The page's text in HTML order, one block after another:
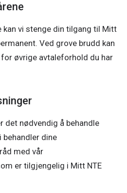
kan vi stenge din tilgang til Mitt
Ved grove brudd kan
øvrige avtaleforhold du har
det nødvendig å behandle
behandler dine
med vår
er tilgjengelig i Mitt NTE